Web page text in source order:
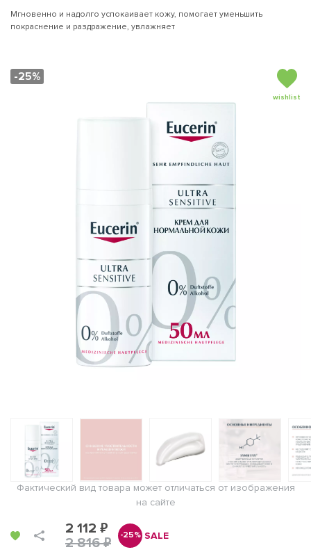
Мгновенно и надолго успокаивает кожу, помогает уменьшить
покраснение и раздражение, увлажняет
-25%
wishlist
Фактический вид товара может отличаться от изображения
на сайте
2 112 ₽
2 816 ₽
-25% SALE